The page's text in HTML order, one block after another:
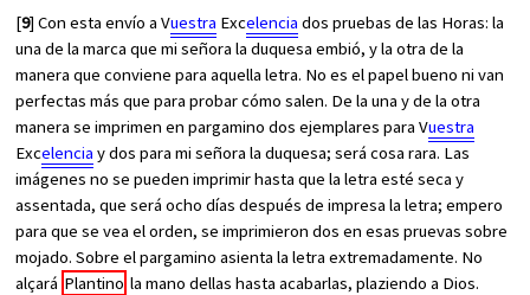
[9] Con esta envío a Vuestra Excelencia dos pruebas de las Horas: la
una de la marca que mi señora la duquesa embió, y la otra de la
manera que conviene para aquella letra. No es el papel bueno ni van
perfectas más que para probar cómo salen. De la una y de la otra
manera se imprimen en pargamino dos ejemplares para Vuestra
Excelencia y dos para mi señora la duquesa; será cosa rara. Las
imágenes no se pueden imprimir hasta que la letra esté seca y
assentada, que será ocho días después de impresa la letra; empero
para que se vea el orden, se imprimieron dos en esas pruevas sobre
mojado. Sobre el pargamino asienta la letra extremadamente. No
alçará Plantino la mano dellas hasta acabarlas, plaziendo a Dios.